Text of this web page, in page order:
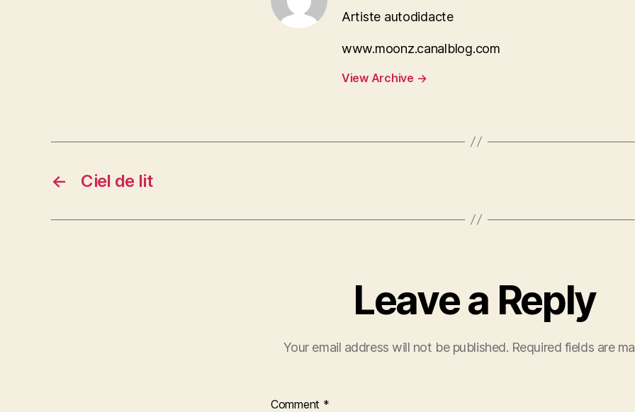
Artiste autodidacte
www.moonz.canalblog.com
View Archive →
← Ciel de lit
Leave a Reply
Your email address will not be published. Required fields are
Comment *